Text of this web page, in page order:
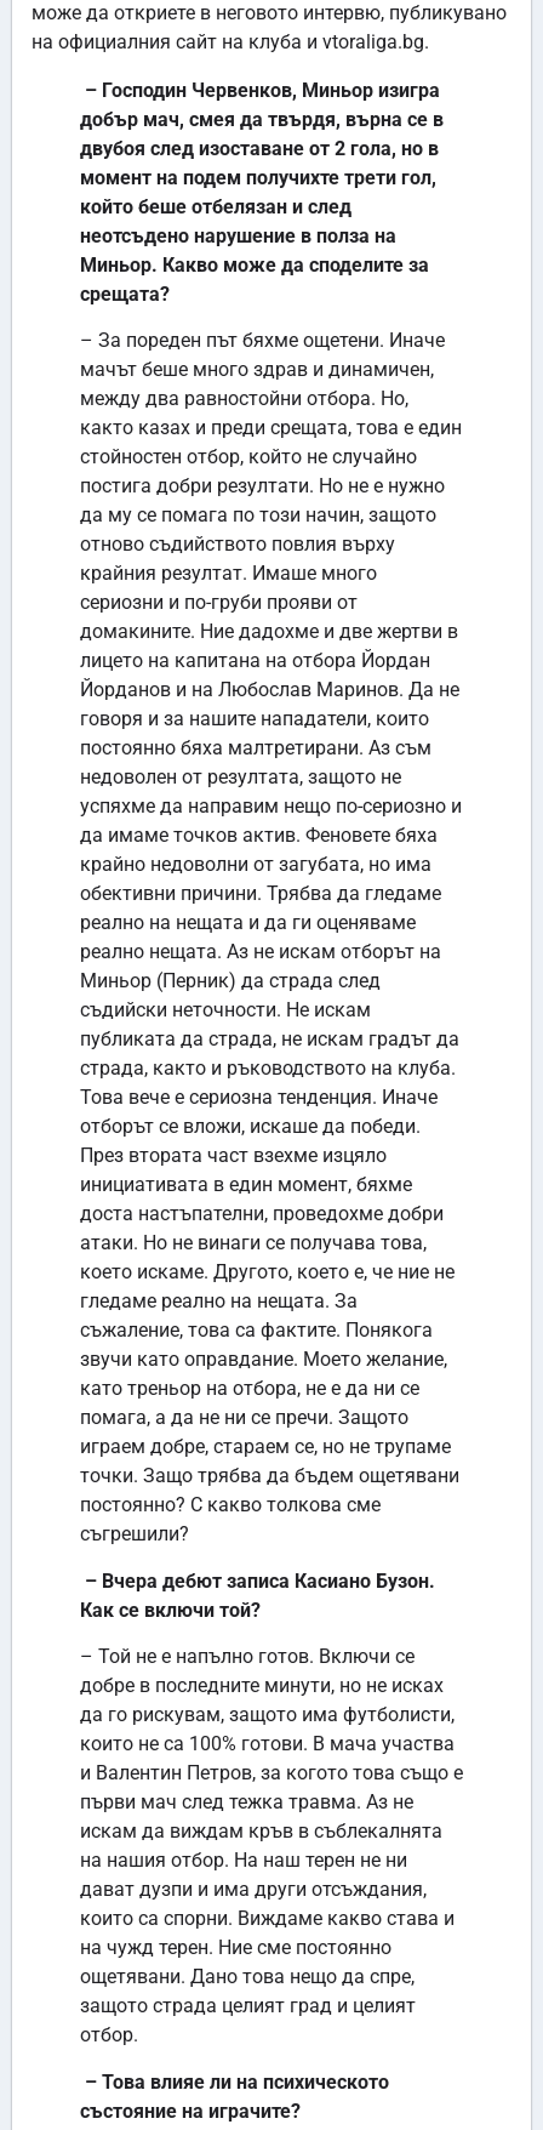
може да откриете в неговото интервю, публикувано
на официалния сайт на клуба и vtoraliga.bg.
– Господин Червенков, Миньор изигра
добър мач, смея да твърдя, върна се в
двубоя след изоставане от 2 гола, но в
момент на подем получихте трети гол,
който беше отбелязан и след
неотсъдено нарушение в полза на
Миньор. Какво може да споделите за
срещата?
– За пореден път бяхме ощетени. Иначе
мачът беше много здрав и динамичен,
между два равностойни отбора. Но,
както казах и преди срещата, това е един
стойностен отбор, който не случайно
постига добри резултати. Но не е нужно
да му се помага по този начин, защото
отново съдийството повлия върху
крайния резултат. Имаше много
сериозни и по-груби прояви от
домакините. Ние дадохме и две жертви в
лицето на капитана на отбора Йордан
Йорданов и на Любослав Маринов. Да не
говоря и за нашите нападатели, които
постоянно бяха малтретирани. Аз съм
недоволен от резултата, защото не
успяхме да направим нещо по-сериозно и
да имаме точков актив. Феновете бяха
крайно недоволни от загубата, но има
обективни причини. Трябва да гледаме
реално на нещата и да ги оценяваме
реално нещата. Аз не искам отборът на
Миньор (Перник) да страда след
съдийски неточности. Не искам
публиката да страда, не искам градът да
страда, както и ръководството на клуба.
Това вече е сериозна тенденция. Иначе
отборът се вложи, искаше да победи.
През втората част взехме изцяло
инициативата в един момент, бяхме
доста настъпателни, проведохме добри
атаки. Но не винаги се получава това,
което искаме. Другото, което е, че ние не
гледаме реално на нещата. За
съжаление, това са фактите. Понякога
звучи като оправдание. Моето желание,
като треньор на отбора, не е да ни се
помага, а да не ни се пречи. Защото
играем добре, стараем се, но не трупаме
точки. Защо трябва да бъдем ощетявани
постоянно? С какво толкова сме
съгрешили?
– Вчера дебют записа Касиано Бузон.
Как се включи той?
– Той не е напълно готов. Включи се
добре в последните минути, но не исках
да го рискувам, защото има футболисти,
които не са 100% готови. В мача участва
и Валентин Петров, за когото това също е
първи мач след тежка травма. Аз не
искам да виждам кръв в съблекалнята
на нашия отбор. На наш терен не ни
дават дузпи и има други отсъждания,
които са спорни. Виждаме какво става и
на чужд терен. Ние сме постоянно
ощетявани. Дано това нещо да спре,
защото страда целият град и целият
отбор.
– Това влияе ли на психическото
състояние на играчите?